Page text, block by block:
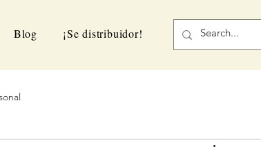
Blog ¡Se distribuidor!